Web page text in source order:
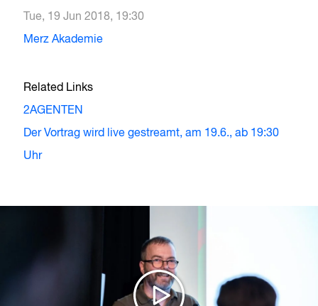
Tue, 19 Jun 2018, 19:30
Merz Akademie
Related Links
2AGENTEN
Der Vortrag wird live gestreamt, am 19.6., ab 19:30
Uhr